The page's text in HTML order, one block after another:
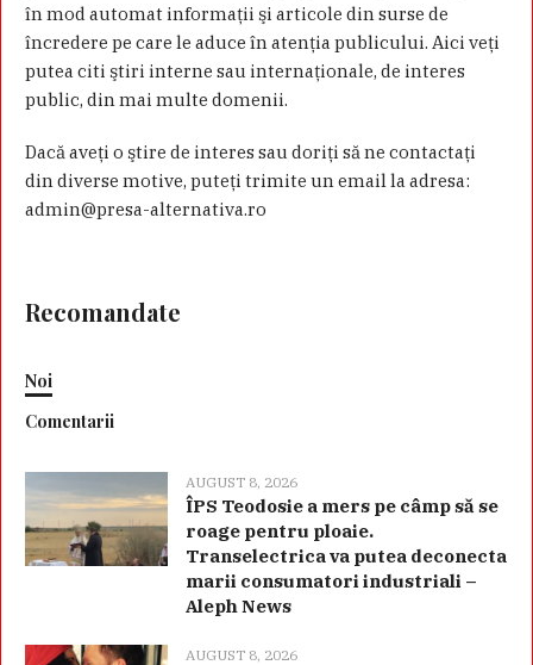
în mod automat informaţii şi articole din surse de
încredere pe care le aduce în atenţia publicului. Aici veţi
putea citi ştiri interne sau internaţionale, de interes
public, din mai multe domenii.
Dacă aveţi o ştire de interes sau doriţi să ne contactaţi
din diverse motive, puteţi trimite un email la adresa:
admin@presa-alternativa.ro
Recomandate
Noi
Comentarii
AUGUST 8, 2026
ÎPS Teodosie a mers pe câmp să se
roage pentru ploaie.
Transelectrica va putea deconecta
marii consumatori industriali –
Aleph News
AUGUST 8, 2026